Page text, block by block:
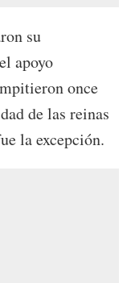
su
apoyo
once
de las reinas
la excepción.